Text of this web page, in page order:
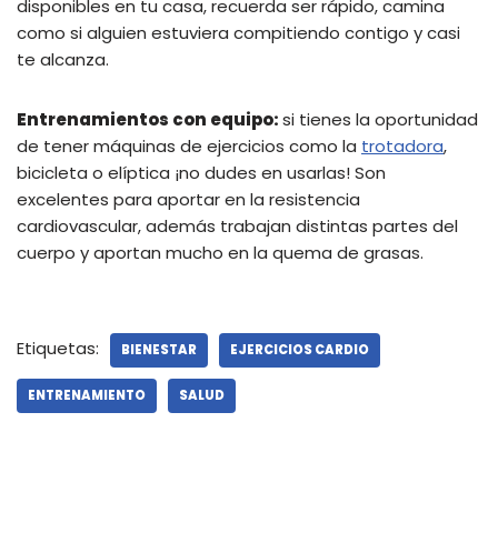
disponibles en tu casa, recuerda ser rápido, camina
como si alguien estuviera compitiendo contigo y casi
te alcanza.
Entrenamientos con equipo:si tienes la oportunidad
de tener máquinas de ejercicios como la trotadora,
bicicleta o elíptica ¡no dudes en usarlas! Son
excelentes para aportar en la resistencia
cardiovascular, además trabajan distintas partes del
cuerpo y aportan mucho en la quema de grasas.
Etiquetas: BIENESTAR EJERCICIOS CARDIO
ENTRENAMIENTO SALUD